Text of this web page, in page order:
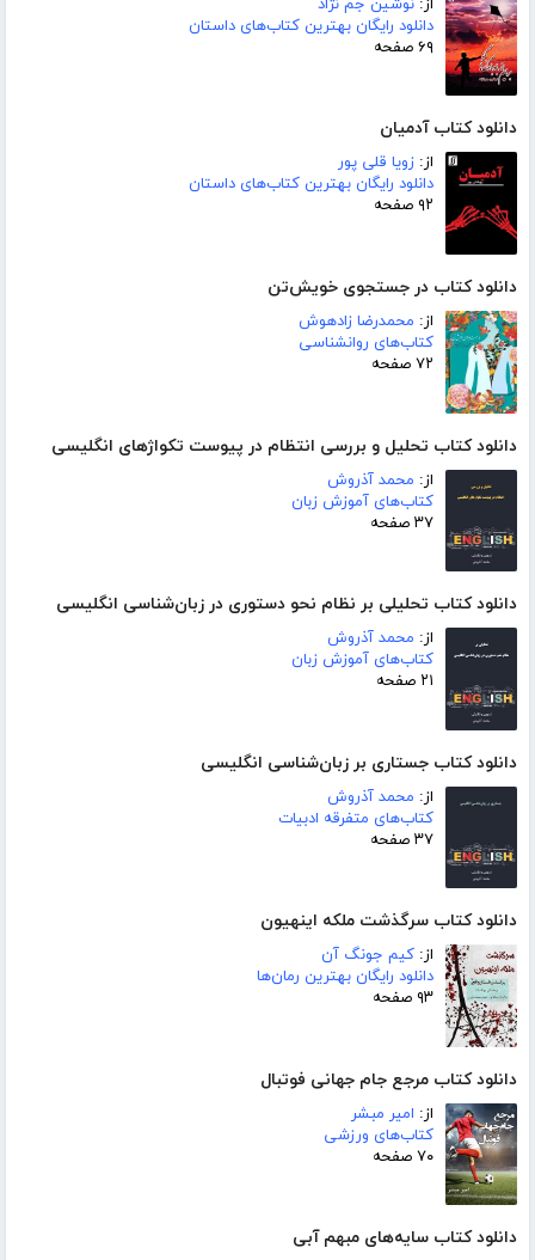
از: نوشین جم نژاد
دانلود رایگان بهترین کتاب‌های داستان
۶۹ صفحه
دانلود کتاب آدمیان
از: زویا قلی پور
دانلود رایگان بهترین کتاب‌های داستان
۹۲ صفحه
دانلود کتاب در جستجوی خویش‌تن
از: محمدرضا زادهوش
کتاب‌های روانشناسی
۷۲ صفحه
دانلود کتاب تحلیل و بررسی انتظام در پیوست تکواژهای انگلیسی
از: محمد آذروش
کتاب‌های آموزش زبان
۳۷ صفحه
دانلود کتاب تحلیلی بر نظام نحو دستوری در زبان‌شناسی انگلیسی
از: محمد آذروش
کتاب‌های آموزش زبان
۲۱ صفحه
دانلود کتاب جستاری بر زبان‌شناسی انگلیسی
از: محمد آذروش
کتاب‌های متفرقه ادبیات
۳۷ صفحه
دانلود کتاب سرگذشت ملکه اینهیون
از: کیم جونگ آن
دانلود رایگان بهترین رمان‌ها
۹۳ صفحه
دانلود کتاب مرجع جام جهانی فوتبال
از: امیر مبشر
کتاب‌های ورزشی
۷۰ صفحه
دانلود کتاب سایه‌های مبهم آبی